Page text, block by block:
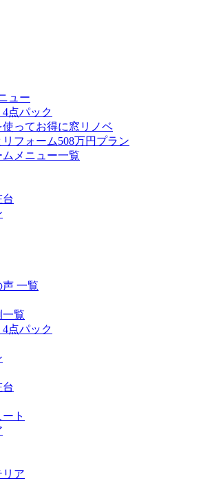
ュー
点パック
使ってお得に窓リノベ
リフォーム508万円プラン
ムメニュー一覧
一覧
一覧
点パック
ト
リア